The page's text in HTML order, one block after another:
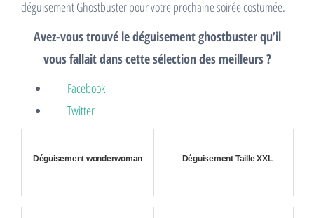
déguisement Ghostbuster pour votre prochaine soirée costumée.
Avez-vous trouvé le déguisement ghostbuster qu’il
vous fallait dans cette sélection des meilleurs ?
Facebook
Twitter
Déguisement wonderwoman Déguisement Taille XXL